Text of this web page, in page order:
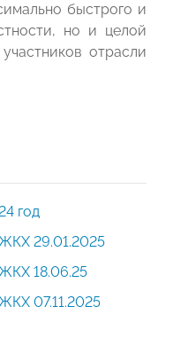
быстрого и
но и целой
отрасли
год
29.01.2025
18.06.25
07.11.2025